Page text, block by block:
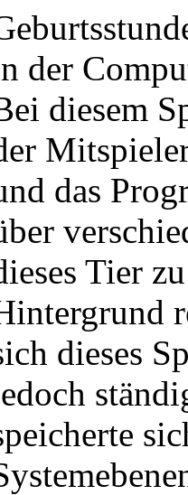
der
diesem
das
Tier
dieses